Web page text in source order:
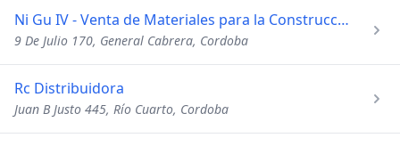
Ni Gu IV - Venta de Materiales para la Construcción
9 De Julio 170, General Cabrera, Cordoba
Rc Distribuidora
Juan B Justo 445, Río Cuarto, Cordoba